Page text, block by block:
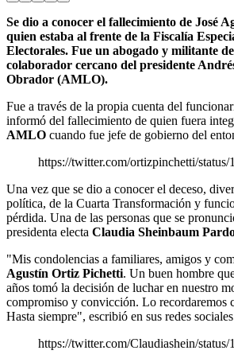
Se dio a conocer el fallecimiento de José
quien estaba al frente de la Fiscalía
Electorales. Fue un abogado y militante
colaborador cercano del presidente
Obrador (AMLO).
Fue a través de la propia cuenta del
informó del fallecimiento de quien fuera
AMLO cuando fue jefe de gobierno del
https://twitter.com/ortizpinchetti/
Una vez que se dio a conocer el deceso,
política, de la Cuarta Transformación y
pérdida. Una de las personas que se
presidenta electa Claudia Sheinbaum
"Mis condolencias a familiares, amigos y
Agustín Ortiz Pichetti. Un buen hombre
años tomó la decisión de luchar en nuestro
compromiso y convicción. Lo recordaremos
Hasta siempre", escribió en sus redes
https://twitter.com/Claudiashein/